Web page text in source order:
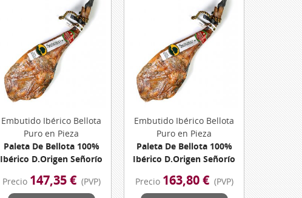
Vista Rápida
Embutido Ibérico Bellota
Puro en Pieza
Paleta De Bellota 100%
Ibérico D.Origen Señorío
Kg. Aprox.
Precio 147,35 € (PVP)
Vista Rápida
Embutido Ibérico Bellota
Puro en Pieza
Paleta De Bellota 100%
Ibérico D.Origen Señorío
Aprox.
Precio 163,80 € (PVP)